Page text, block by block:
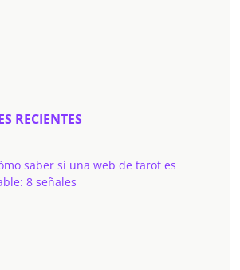
RECIENTES
saber si una web de tarot es
8 señales